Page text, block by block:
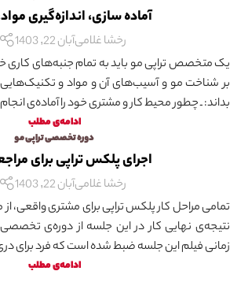
آماده سازی، اندازه‌گیری
رخشا غلامیآبان 22, 1403
یک متخصص تراپی مو باید به تمام جنبه‌های کاری
بر شناخت مو و آسیب‌های آن و مواد و تکنیک‌هایی
بداند: ـ چطور محیط کار و مشتری خود را آماده‌ی
ادامه‌ی مطلب
دوره تخصصی تراپی مو
اجرای پلکس تراپی برای
رخشا غلامیآبان 22, 1403
تمامی مراحل کار پلکس تراپی برای مشتری واقعی،
نتیجه‌ی نهایی کار در این جلسه از دوره‌ی
زمانی فیلم این جلسه ضبط شده است که فرد برای
ادامه‌ی مطلب